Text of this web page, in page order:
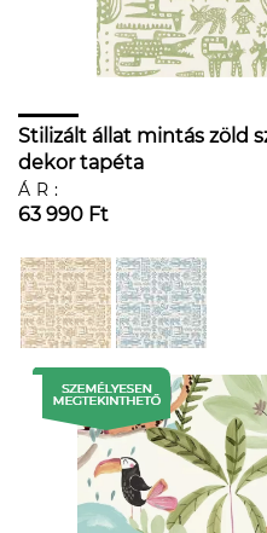
Stilizált állat mintás zöld
dekor tapéta
ÁR:
63 990 Ft